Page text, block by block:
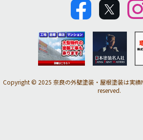
Copyright © 2025 奈良の外壁塗装・屋根塗装は実績
reserved.